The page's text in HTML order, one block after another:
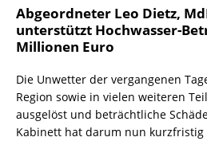
Abgeordneter Leo Dietz,
unterstützt Hochwasser-
Millionen Euro
Die Unwetter der vergangenen
Region sowie in vielen weiteren
ausgelöst und beträchtliche
Kabinett hat darum nun